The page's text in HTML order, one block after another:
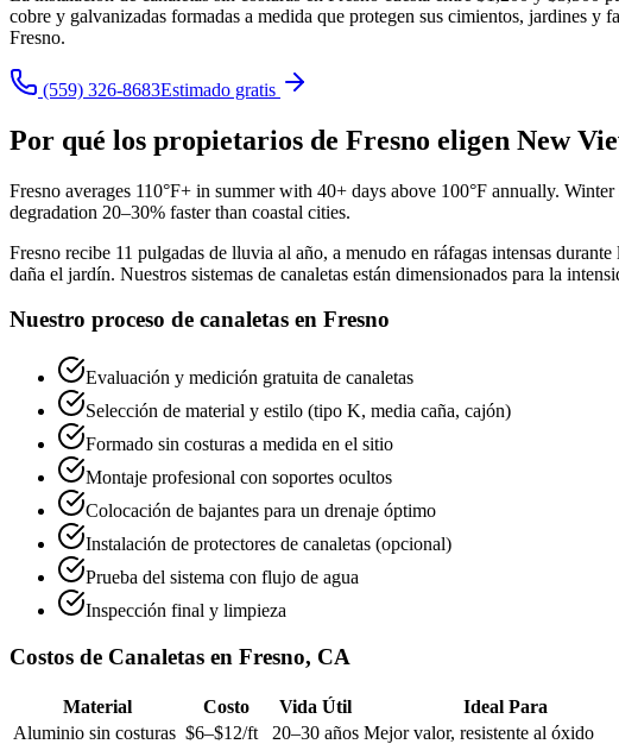
cobre y galvanizadas formadas a medida que protegen sus cimientos, jardines
Fresno.
(559) 326-8683Estimado gratis
Por qué los propietarios de Fresno eligen New
Fresno averages 110°F+ in summer with 40+ days above 100°F annually.
degradation 20–30% faster than coastal cities.
Fresno recibe 11 pulgadas de lluvia al año, a menudo en ráfagas intensas
daña el jardín. Nuestros sistemas de canaletas están dimensionados para la
Nuestro proceso de canaletas en Fresno
Evaluación y medición gratuita de canaletas
Selección de material y estilo (tipo K, media caña, cajón)
Formado sin costuras a medida en el sitio
Montaje profesional con soportes ocultos
Colocación de bajantes para un drenaje óptimo
Instalación de protectores de canaletas (opcional)
Prueba del sistema con flujo de agua
Inspección final y limpieza
Costos de Canaletas en Fresno, CA
Material Costo Vida Útil
Ideal Para
Aluminio sin costuras $6–$12/ft 20–30 años Mejor valor, resistente al óxido